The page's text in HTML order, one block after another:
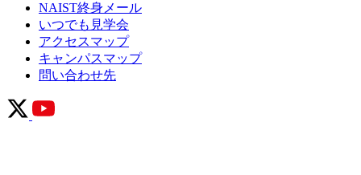
NAIST終身メール
いつでも見学会
アクセスマップ
キャンパスマップ
問い合わせ先